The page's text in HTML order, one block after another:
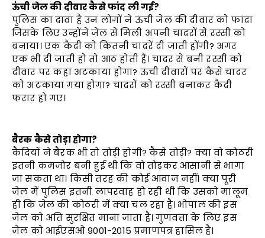
ऊंची जेल की दीवार कैसे फांद ली गई?
पुलिस का दावा है उन लोगों ने ऊंची जेल की दीवार को फांदा
जिसके लिए उन्होंने जेल से मिली अपनी चादरों सेे रस्सी को
बनाया। एक कैदी को कितनी चादरें दी जाती होंगी? अगर
एक भी दी जाती हो तो आठ होती हैं। चादर से बनी रस्सी को
दीवार पर कहां अटकाया होगा? ऊंची दीवारों पर कैसे चादर
को अटकाया गया होगा? चादरों को रस्सी बनाकर कैदी
फरार हो गए।
बैरक कैसे तोड़ा होगा?
कैदियों ने बैरक भी तो तोड़ी होगी? कैसे तोड़ी? क्या वो कोठरी
इतनी कमजोर बनी हुई थी कि वो तोड़कर आसानी से भागा
जा सकता था। किसी तरह की कोई आवाज नहीं। क्या पूरी
जेल में पुलिस इतनी लापरवाह हो रही थी कि उसको मालूम
ही कि जेल की कोठरी में क्या चल रहा है। भोपाल की इस
जेल को अति सुरक्षित माना जाता है। गुणवत्ता के लिए इस
जेल को आईएसओ 9001-2015 प्रमाणपत्र हासिल है।